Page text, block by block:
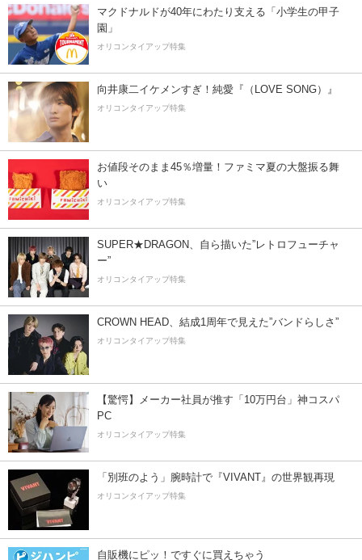
マクドナルドが40年にわたり支える「小学生の甲子
園」
オリコンタイアップ特集
向井康二イケメンすぎ！純愛『（LOVE SONG）』
オリコンタイアップ特集
お値段そのまま45％増量！ファミマ夏の大盤振る舞
い
オリコンタイアップ特集
SUPER★DRAGON、自ら描いた”レトロフューチャ
ー”
オリコンタイアップ特集
CROWN HEAD、結成1周年で見えた”バンドらしさ”
オリコンタイアップ特集
【驚愕】メーカー社員が推す「10万円台」神コスパ
PC
オリコンタイアップ特集
「別班のよう」腕時計で『VIVANT』の世界観再現
オリコンタイアップ特集
自販機にピッ！ですぐに買えちゃう